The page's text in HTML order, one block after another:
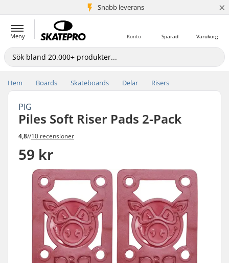
Snabb leverans
5+ milj. kunder ×
Meny Varukorg
Sparad
Konto
Hem Boards Skateboards Delar Risers
PIG
Piles Soft Riser Pads 2-Pack
4,8//10 recensioner
59 kr